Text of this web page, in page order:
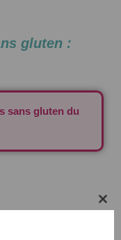
gluten :
sans gluten du